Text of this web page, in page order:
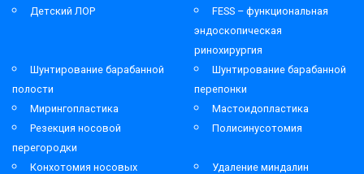
Детский ЛОР
FESS – функциональная
эндоскопическая
ринохирургия
Шунтирование барабанной
полости
Шунтирование барабанной
перепонки
Мирингопластика
Мастоидопластика
Резекция носовой
перегородки
Полисинусотомия
Конхотомия носовых
Удаление миндалин